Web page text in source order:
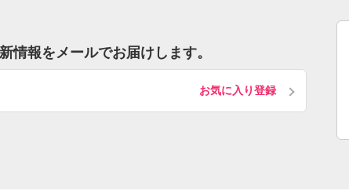
情報をメールでお届けします。
お気に入り登録